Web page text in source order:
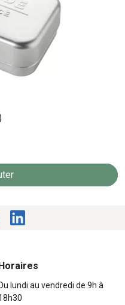
lundi au vendredi de 9h à